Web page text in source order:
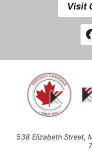
Visit
538 Elizabeth Street,